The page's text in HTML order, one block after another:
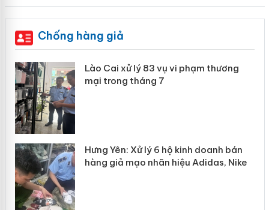
Chống hàng giả
Lào Cai xử lý 83 vụ vi phạm thương
mại trong tháng 7
Hưng Yên: Xử lý 6 hộ kinh doanh bán
hàng giả mạo nhãn hiệu Adidas, Nike